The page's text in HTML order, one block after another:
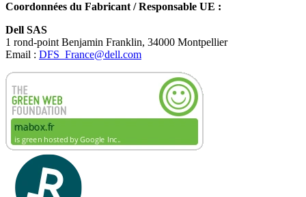
Coordonnées du Fabricant / Responsable UE :
Dell SAS
1 rond-point Benjamin Franklin, 34000 Montpellier
Email : DFS_France@dell.com